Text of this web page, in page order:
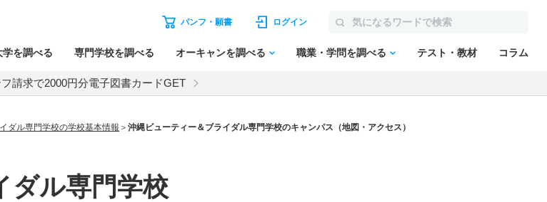
パンフ・願書 ログイン
学を調べる 専門学校を調べる オーキャンを調べる 職業・学問を調べる テスト・教材 コラム
フ請求で2000円分電子図書カードGET
ダル専門学校の学校基本情報 沖縄ビューティー＆ブライダル専門学校のキャンパス（地図・アクセス）
ダル専門学校